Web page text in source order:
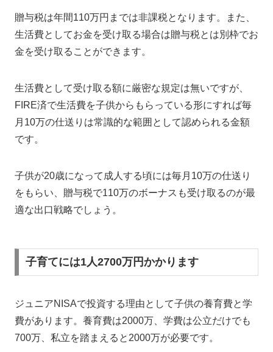
贈与税は年間110万円までは非課税となります。また、
生活費としてお金を受け取る場合は贈与税とは別枠でお
金を受け取ることができます。
生活費として受け取る額に厳密な規定は無いですが、
FIRE済で生活費を子供からもらっている形にすれば毎
月10万の仕送りは常識的な範囲として認められる金額
です。
子供が20歳になって成人する頃には毎月10万の仕送り
をもらい、贈与税で110万のボーナスも受け取るのが最
適な出口戦略でしょう。
子育てには1人2700万円かかります
ジュニアNISAで投資する理由として子供の養育費と学
費があります。養育費は2000万、学費は公立だけでも
700万、私立を踏まえると2000万が必要です。